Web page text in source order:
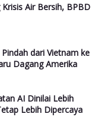
Air Bersih, BPBD
dari Vietnam ke
Dagang Amerika
AI Dinilai Lebih
Lebih Dipercaya